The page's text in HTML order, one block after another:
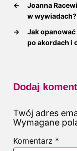
←
Joanna
w wywiadach?
→
Jak
po akordach i
Dodaj
Twój adres
Wymagane
Komentarz *